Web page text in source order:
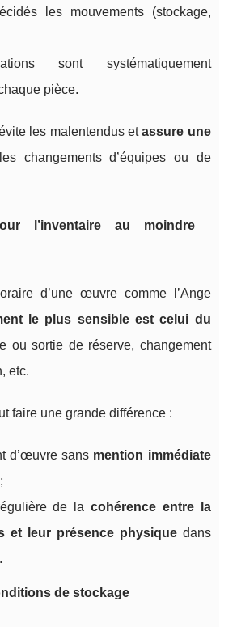
les mouvements (stockage,
sont systématiquement
pièce.
les malentendus etassure une
changements d’équipes ou de
l’inventaire au moindre
d’une œuvre comme l’Ange
le plus sensible est celui du
ou sortie de réserve, changement
etc.
faire une grande différence :
d’œuvre sans mention immédiate
;
de la cohérence entre la
et leur présence physiquedans
de stockage